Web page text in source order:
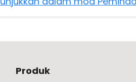
Produk